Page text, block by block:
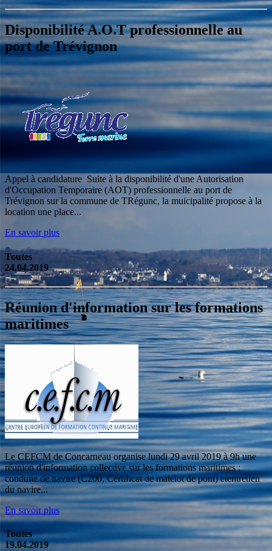
Disponibilité A.O.T professionnelle au
port de Trévignon
Appel à candidature Suite à la disponibilité d'une Autorisation
d'Occupation Temporaire (AOT) professionnelle au port de
Trévignon sur la commune de TRégunc, la muicipalité propose à la
location une place...
En savoir plus
Toutes
24.04.2019
Réunion d'information sur les formations
maritimes
Le CEFCM de Concarneau organise lundi 29 avril 2019 à 9h une
réunion d'information collective sur les formations maritimes :
conduite de navire (C200, Certificat de matelot de pont) etentretien
du navire...
En savoir plus
Toutes
19.04.2019